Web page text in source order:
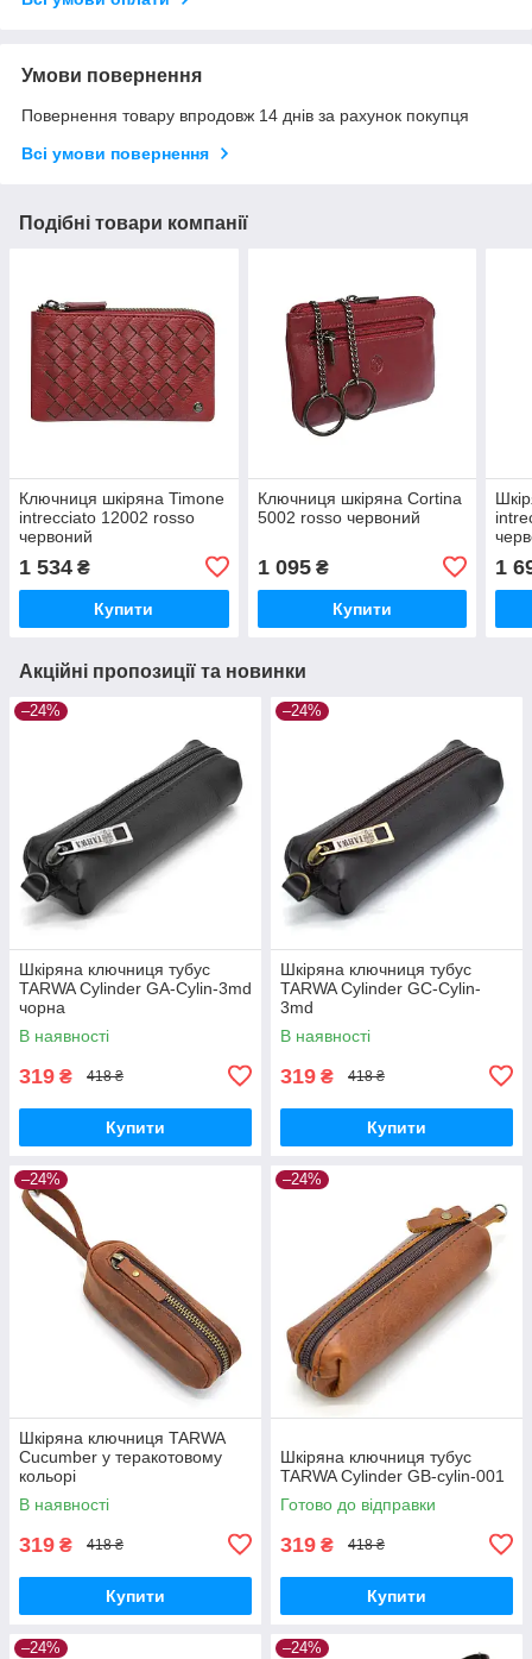
Умови повернення
Повернення товару впродовж 14 днів за рахунок покупця
Всі умови повернення
Подібні товари компанії
Ключниця шкіряна Timone
intrecciato 12002 rosso
червоний
1 534 ₴
Купити
Ключниця шкіряна Cortina
5002 rosso червоний
1 095₴
Купити
1
Акційні пропозиції та новинки
–24%
Шкіряна ключниця тубус
TARWA Cylinder GA-Cylin-3md
чорна
В наявності
319 ₴ 418 ₴
Купити
–24%
Шкіряна ключниця тубус
TARWA Cylinder GC-Cylin-
3md
В наявності
319 ₴ 418 ₴
Купити
–24%
Шкіряна ключниця TARWA
Cucumber у теракотовому
кольорі
В наявності
319 ₴ 418 ₴
Купити
–24%
Шкіряна ключниця тубус
TARWA Cylinder GB-cylin-001
Готово до відправки
319 ₴ 418 ₴
Купити
–24% –24%